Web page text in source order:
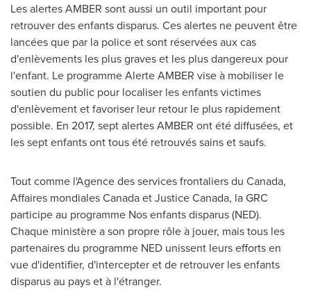
Les alertes AMBER sont aussi un outil important pour
retrouver des enfants disparus. Ces alertes ne peuvent être
lancées que par la police et sont réservées aux cas
d'enlèvements les plus graves et les plus dangereux pour
l'enfant. Le programme Alerte AMBER vise à mobiliser le
soutien du public pour localiser les enfants victimes
d'enlèvement et favoriser leur retour le plus rapidement
possible. En 2017, sept alertes AMBER ont été diffusées, et
les sept enfants ont tous été retrouvés sains et saufs.
Tout comme l'Agence des services frontaliers du Canada,
Affaires mondialesCanadaetJustice Canada, la GRC
participe au programme Nos enfants disparus (NED).
Chaque ministère a son propre rôle à jouer, mais tous les
partenaires du programme NED unissent leurs efforts en
vue d'identifier, d'intercepter et de retrouver les enfants
disparus au pays et à l'étranger.